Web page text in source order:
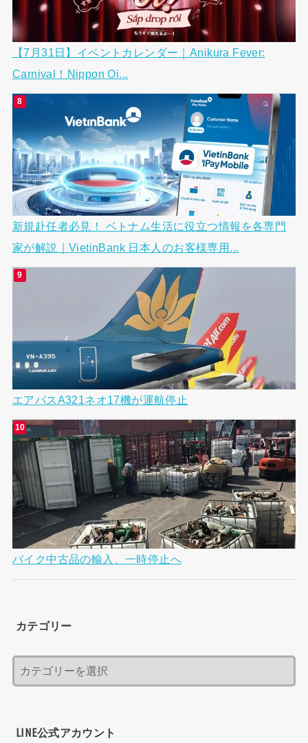
【7月31日】イベントカレンダー｜Anikura Fever:
Carnival！Nippon Oi...
新規赴任者必見！ ベトナム生活に役立つ情報を各専門
家が解説｜VietinBank 日本人のお客様専用...
エアバスA321ネオ17機が運航停止
バイク中古品の輸入、一時停止へ
カテゴリー
LINE公式アカウント